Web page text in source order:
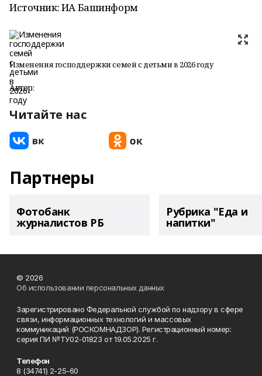
Источник: ИА Башинформ
Изменения господдержки семей с детьми в 2026 году
Автор:
Читайте нас
Партнеры
Фотобанк
журналистов РБ
Рубрика "Еда и
напитки"
© 2026
Об использовании персональных данных
Зарегистрировано Федеральной службой по надзору в сфере
связи, информационных технологий и массовых
коммуникаций (РОСКОМНАДЗОР). Регистрационный номер:
серия ПИ №ТУ02-01823 от 19.05.2025 г.
Телефон
8 (34741) 2-25-60